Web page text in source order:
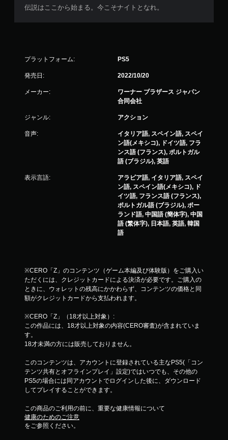
伝説はここから始まる。今こそナイトとなれ。
プラットフォーム: PS5
発売日: 2022/10/20
メーカー:
ワーナー ブラザース ジャパン
合同会社
ジャンル: アクション
音声:
イタリア語, スペイン語, スペイ
ン語(メキシコ), ドイツ語, フラ
ンス語 (フランス), ポルトガル
語 (ブラジル), 英語
表示言語:
アラビア語, イタリア語, スペイ
ン語, スペイン語(メキシコ), ド
イツ語, フランス語 (フランス),
ポルトガル語 (ブラジル), ポー
ランド語, 中国語 (簡体字), 中国
語 (繁体字), 日本語, 英語, 韓国
語
※CERO「Z」のコンテンツ（ゲーム本編及び体験版）をご購入い
ただくには、クレジットカードによる決済が必要です。ご購入の
ときに、ウォレットの残高にかかわらず、コンテンツの価格と同
額がクレジットカードから支払われます。
※CERO「Z」（18才以上対象）:
この作品には、18才以上対象の内容(CERO審査)が含まれていま
す。
18才未満の方には販売しておりません。
このコンテンツは、アカウントに登録されている主なPS5(「コン
テンツ共有とオフラインプレイ」設定)ではいつでも、その他の
PS5の場合には同アカウントでログインした後に、ダウンロード
してプレイすることができます。
この商品のご利用の前に、重要な健康情報について
健康のためのご注意
をご参照ください。